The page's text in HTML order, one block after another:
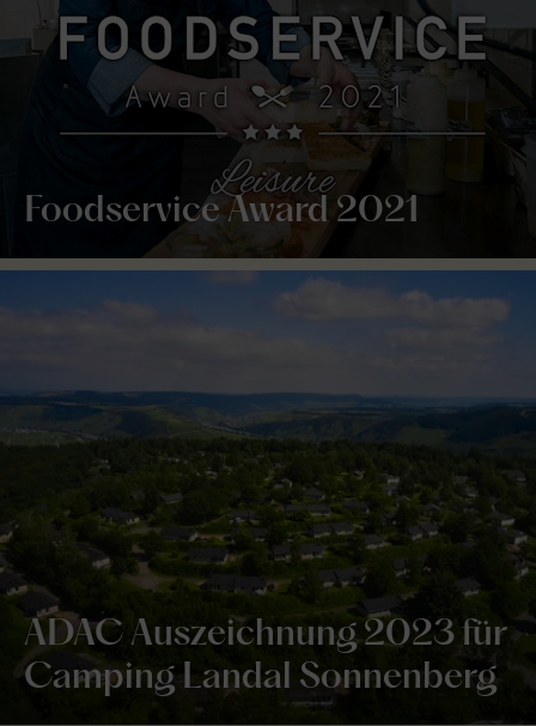
Foodservice Award 2021
ADAC Auszeichnung 2023 für
Camping Landal Sonnenberg